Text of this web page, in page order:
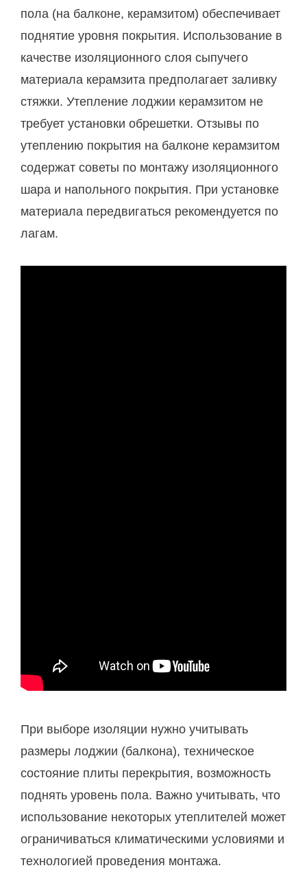
пола (на балконе, керамзитом) обеспечивает
поднятие уровня покрытия. Использование в
качестве изоляционного слоя сыпучего
материала керамзита предполагает заливку
стяжки. Утепление лоджии керамзитом не
требует установки обрешетки. Отзывы по
утеплению покрытия на балконе керамзитом
содержат советы по монтажу изоляционного
шара и напольного покрытия. При установке
материала передвигаться рекомендуется по
лагам.
При выборе изоляции нужно учитывать
размеры лоджии (балкона), техническое
состояние плиты перекрытия, возможность
поднять уровень пола. Важно учитывать, что
использование некоторых утеплителей может
ограничиваться климатическими условиями и
технологией проведения монтажа.